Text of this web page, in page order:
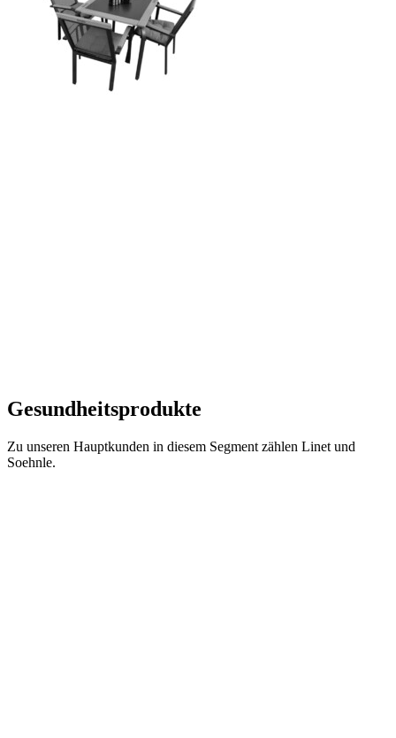
Gesundheitsprodukte
Zu unseren Hauptkunden in diesem Segment zählen Linet und
Soehnle.